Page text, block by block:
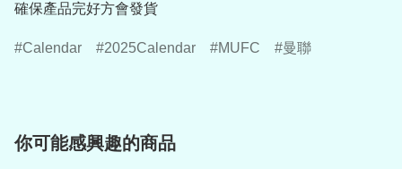
確保產品完好方會發貨
Calendar 2025Calendar MUFC 曼聯
你可能感興趣的商品